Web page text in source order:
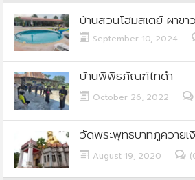
บ้านสวนโฮมสเตย์ ผาข
September 10, 2024
บ้านพิพิธภัณฑ์ไทดำ
October 26, 2022
วัดพระพุทธบาทภูควายเ
August 19, 2020